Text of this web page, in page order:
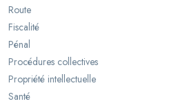
Route
Fiscalité
Pénal
Procédures collectives
Propriété intellectuelle
Santé